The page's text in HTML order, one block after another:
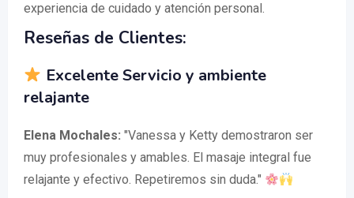
experiencia de cuidado y atención personal.
Reseñas de Clientes:
Excelente Servicio y ambiente
relajante
Elena Mochales: "Vanessa y Ketty demostraron ser
muy profesionales y amables. El masaje integral fue
relajante y efectivo. Repetiremos sin duda."